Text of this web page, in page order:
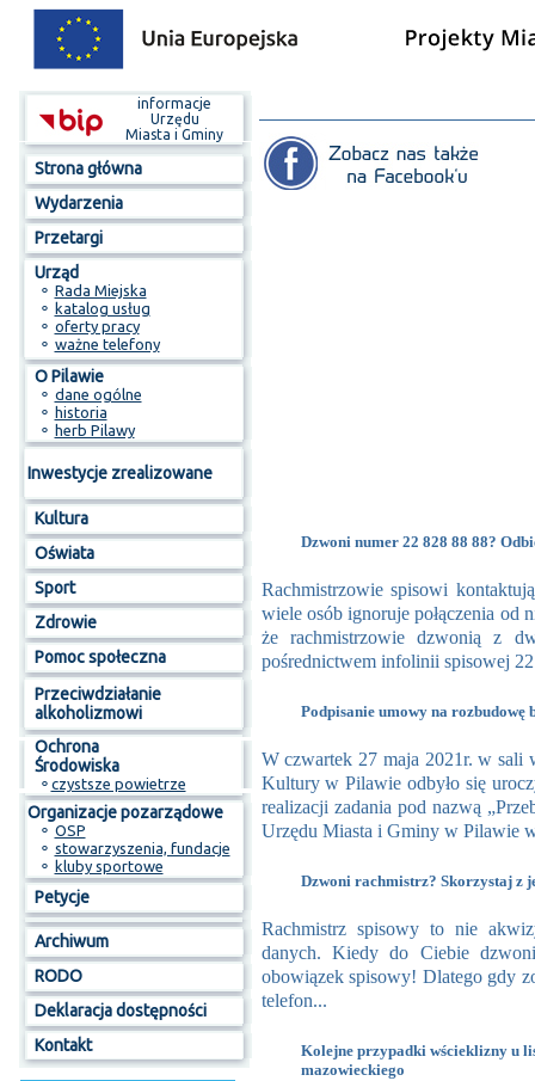
informacje
Urzędu
Miasta i Gminy
Strona główna
Wydarzenia
Przetargi
Urząd
⚬ Rada Miejska
⚬ katalog usług
⚬ oferty pracy
⚬ ważne telefony
O Pilawie
⚬ dane ogólne
⚬ historia
⚬ herb Pilawy
Inwestycje zrealizowane
Kultura
Oświata
Sport
Zdrowie
Pomoc społeczna
Przeciwdziałanie
alkoholizmowi
Ochrona
Środowiska
⚬ czystsze powietrze
Organizacje pozarządowe
⚬ OSP
⚬ stowarzyszenia, fundacje
⚬ kluby sportowe
Petycje
Archiwum
RODO
Deklaracja dostępności
Kontakt
Dzwoni numer 22 828 88 88?
Rachmistrzowie spisowi
wiele osób ignoruje połączenia od
że rachmistrzowie dzwonią z
pośrednictwem infolinii spisowej
Podpisanie umowy na
W czwartek 27 maja 2021r. w
Kultury w Pilawie odbyło się
realizacji zadania pod nazwą
Urzędu Miasta i Gminy w Pilawie
Dzwoni rachmistrz? Skorzystaj z
Rachmistrz spisowy to nie
danych. Kiedy do Ciebie
obowiązek spisowy! Dlatego gdy
telefon...
Kolejne przypadki wścieklizny u
mazowieckiego